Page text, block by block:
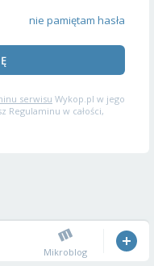
nie pamiętam hasła
serwisu Wykop.pl w jego
Regulaminu w całości,
Mikroblog